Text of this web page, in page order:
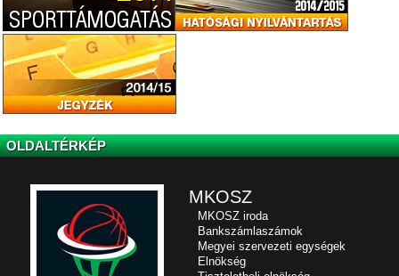
OLDALTÉRKÉP
MKOSZ
MKOSZ iroda
Bankszámlaszámok
Megyei szervezeti egységek
Elnökség